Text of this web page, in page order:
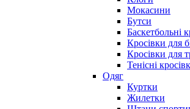
Мокасини
Бутси
Баскетбольні
Кросівки для
Кросівки для
Тенісні
Одяг
Куртки
Жилетки